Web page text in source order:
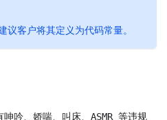
客户将其定义为代码常量。
吟、娇喘、叫床、ASMR 等违规